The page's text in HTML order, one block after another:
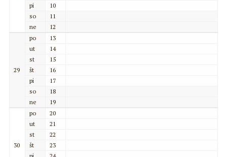
pi
10
so
11
ne
12
29
po
13
ut
14
st
15
št
16
pi
17
so
18
ne
19
30
po
20
ut
21
st
22
št
23